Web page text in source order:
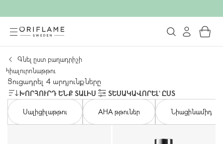
Գնել ըստ բաղադրիչի
հիալուրոնաթթու
Ցուցադրել 4 արդյունքները
ԽՈՐՀՈՒՐԴ ԵՆՔ ՏԱԼԻՍ
ՏԵՍԱԿԱՎՈՐԵԼ՝ ԸՍՏ
Սալիցիլաթթու
AHA թթուներ Նիացինամիդ